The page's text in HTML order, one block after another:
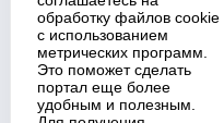
Обнинск".
Адрес
Телефон
Настоящий ресурс
Политика в
обработку файлов cookie
с использованием
метрических программ.
Это поможет сделать
портал еще более
удобным и полезным.